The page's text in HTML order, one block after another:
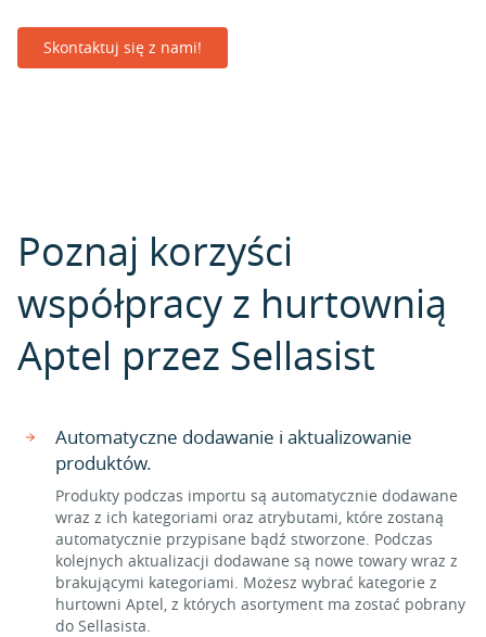
Skontaktuj się z nami!
Poznaj korzyści
współpracy z hurtownią
Aptel przez Sellasist
Automatyczne dodawanie i aktualizowanie
produktów.
Produkty podczas importu są automatycznie dodawane
wraz z ich kategoriami oraz atrybutami, które zostaną
automatycznie przypisane bądź stworzone. Podczas
kolejnych aktualizacji dodawane są nowe towary wraz z
brakującymi kategoriami. Możesz wybrać kategorie z
hurtowni Aptel, z których asortyment ma zostać pobrany
do Sellasista.